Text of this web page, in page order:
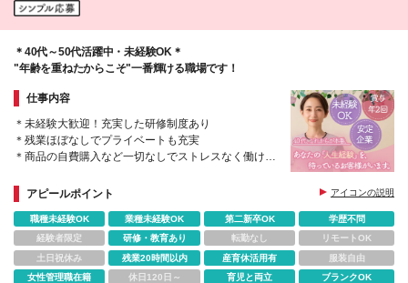
＊40代～50代活躍中・未経験OK＊
"年齢を重ねたからこそ"一番輝ける職場です！
仕事内容
＊未経験大歓迎！充実した研修制度あり
＊残業ほぼなしでプライベートも充実
＊商品の自費購入など一切なしでストレスなく働ける
アピールポイント
アイコンの説明
職種未経験OK 業種未経験OK 第二新卒OK
学歴不問
経験者限定
研修・教育あり 転勤なし
リモートOK
土日祝休み
残業20時間以内 産育休活用有
服装自由
女性管理職在籍
休日120日～ 育児と両立
ブランクOK